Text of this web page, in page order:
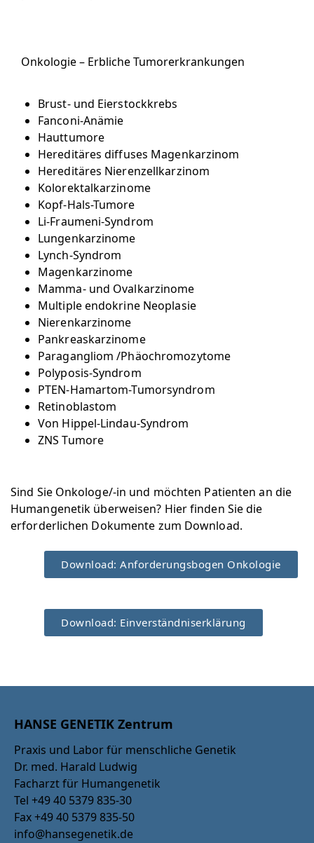
Onkologie – Erbliche Tumorerkrankungen
Brust- und Eierstockkrebs
Fanconi-Anämie
Hauttumore
Hereditäres diffuses Magenkarzinom
Hereditäres Nierenzellkarzinom
Kolorektalkarzinome
Kopf-Hals-Tumore
Li-Fraumeni-Syndrom
Lungenkarzinome
Lynch-Syndrom
Magenkarzinome
Mamma- und Ovalkarzinome
Multiple endokrine Neoplasie
Nierenkarzinome
Pankreaskarzinome
Paragangliom /Phäochromozytome
Polyposis-Syndrom
PTEN-Hamartom-Tumorsyndrom
Retinoblastom
Von Hippel-Lindau-Syndrom
ZNS Tumore
Sind Sie Onkologe/-in und möchten Patienten an die
Humangenetik überweisen? Hier finden Sie die
erforderlichen Dokumente zum Download.
Download: Anforderungsbogen Onkologie
Download: Einverständniserklärung
HANSE GENETIK Zentrum
Praxis und Labor für menschliche Genetik
Dr. med. Harald Ludwig
Facharzt für Humangenetik
Tel +49 40 5379 835-30
Fax +49 40 5379 835-50
info@hansegenetik.de